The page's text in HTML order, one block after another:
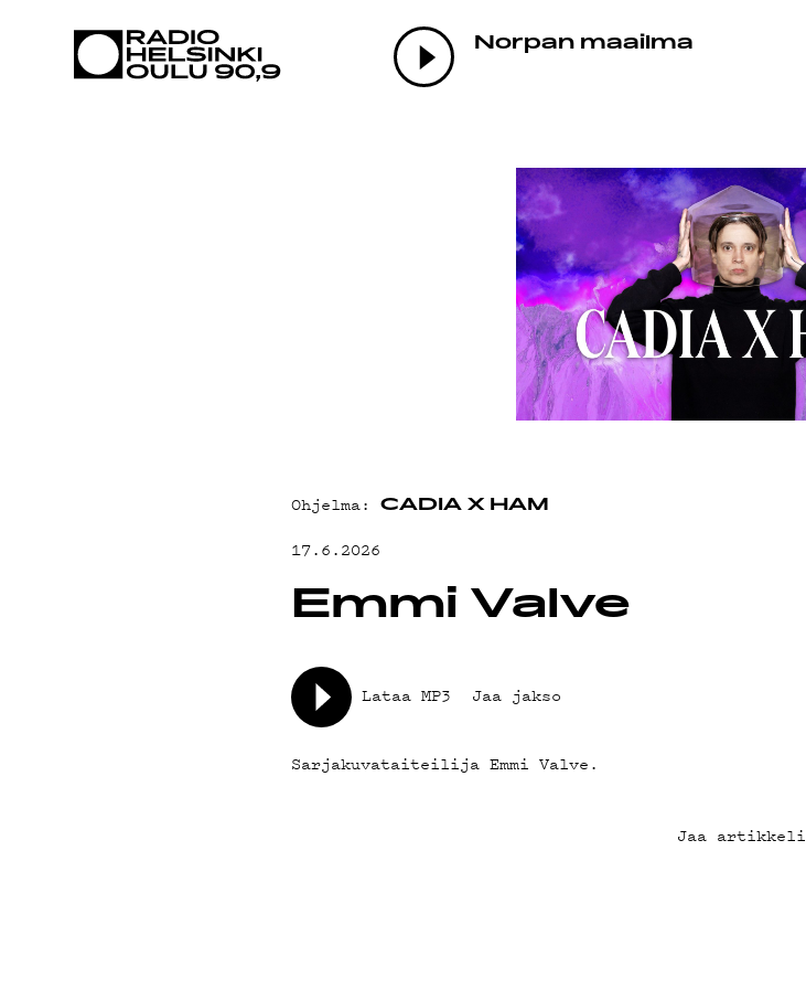
Norpan maailma
AJANKOHTAISTA
YHTEYSTIEDOT
G LIVELAB
YSTÄVÄKLUBI
TIETOSUOJA
Ohjelma: CADIA X HAM
17.6.2026
Emmi Valve
Lataa MP3 Jaa jakso
Sarjakuvataiteilija Emmi Valve.
Jaa artikkeli